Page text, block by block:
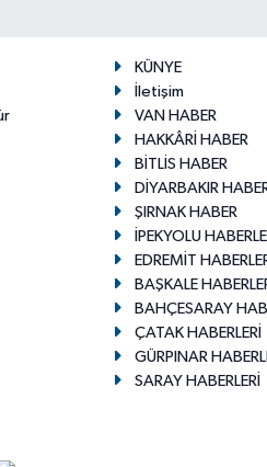
KÜNYE
İletişim
VAN HABER
HAKKÂRİ HABER
BİTLİS HABER
DİYARBAKIR
ŞIRNAK HABER
İPEKYOLU
EDREMİT
BAŞKALE
BAHÇESARAY
ÇATAK HABERLERİ
GÜRPINAR
SARAY HABERLERİ